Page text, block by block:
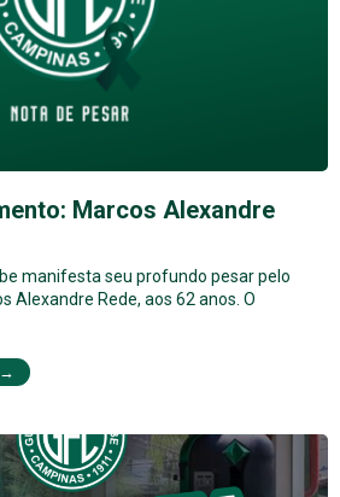
Marcos Alexandre
manifesta seu profundo pesar pelo
Alexandre Rede, aos 62 anos. O
→